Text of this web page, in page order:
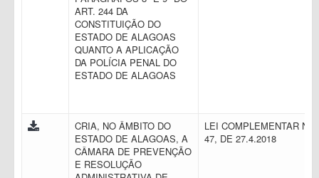
ART. 244 DA
CONSTITUIÇÃO DO
ESTADO DE ALAGOAS
QUANTO A APLICAÇÃO
DA POLÍCIA PENAL DO
ESTADO DE ALAGOAS
CRIA, NO ÂMBITO DO
ESTADO DE ALAGOAS, A
CÂMARA DE PREVENÇÃO
E RESOLUÇÃO
LEI COMPLEMENTAR N.
47, DE 27.4.2018